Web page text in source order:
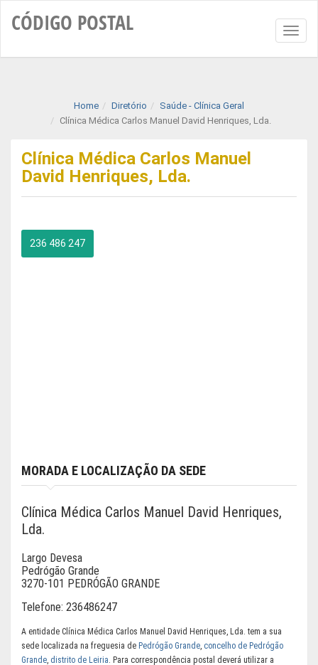
CÓDIGO POSTAL
Home Diretório
Saúde - Clínica Geral
Clínica Médica Carlos Manuel David Henriques, Lda.
Clínica Médica Carlos Manuel
David Henriques, Lda.
236 486 247
MORADA E LOCALIZAÇÃO DA SEDE
Clínica Médica Carlos Manuel David Henriques,
Lda.
Largo Devesa
Pedrógão Grande
3270-101 PEDRÓGÃO GRANDE
Telefone: 236486247
A entidade Clínica Médica Carlos Manuel David Henriques, Lda. tem a sua
sede localizada na freguesia de Pedrógão Grande, concelho de Pedrógão
Grande, distrito de Leiria. Para correspondência postal deverá utilizar a